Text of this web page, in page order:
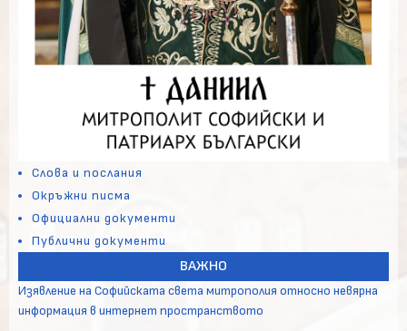
Слова и послания
Окръжни писма
Официални документи
Публични документи
ВАЖНО
Изявление на Софийската света митрополия относно невярна
информация в интернет пространството